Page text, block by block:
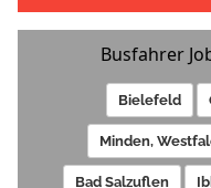
Busfahrer
Bielefeld
Minden,
Bad Salzuflen